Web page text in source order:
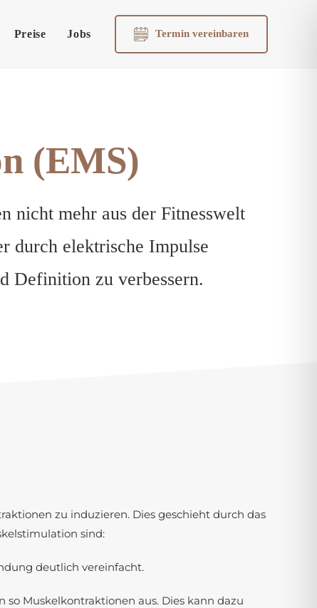
Termin vereinbaren
Preise Jobs
(EMS)
nicht mehr aus der Fitnesswelt
durch elektrische Impulse
Definition zu verbessern.
zu induzieren. Dies geschieht durch das
sind:
deutlich vereinfacht.
Muskelkontraktionen aus. Dies kann dazu